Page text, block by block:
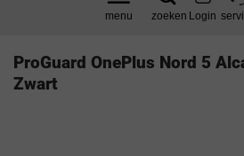
Login
ProGuard OnePlus Nord 5
Zwart